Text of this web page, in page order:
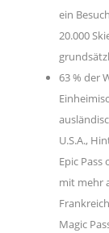
ein
20.000
63 % der
U.S.A.,
Epic Pass
mit mehr
Magic